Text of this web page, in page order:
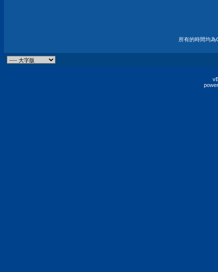
所有的時間均為